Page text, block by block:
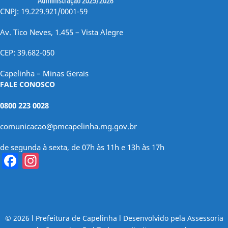
CNPJ: 19.229.921/0001-59
Av. Tico Neves, 1.455 – Vista Alegre
CEP: 39.682-050
Capelinha – Minas Gerais
FALE CONOSCO
0800 223 0028
comunicacao@pmcapelinha.mg.gov.br
de segunda à sexta, de 07h às 11h e 13h às 17h
Facebook
© 2026 l Prefeitura de Capelinha l Desenvolvido pela Assessoria